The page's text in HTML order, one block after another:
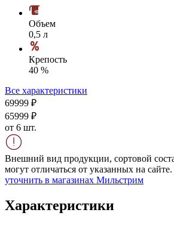
Объем
0,5 л
Крепость
40 %
Все характеристики
69999 ₽
65999 ₽
от 6 шт.
Внешний вид продукции, сортовой
могут отличаться от указанных на сайте.
уточнить в магазинах Мильстрим
Характеристики